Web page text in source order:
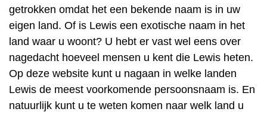
getrokken omdat het een bekende naam is in uw
eigen land. Of is Lewis een exotische naam in het
land waar u woont? U hebt er vast wel eens over
nagedacht hoeveel mensen u kent die Lewis heten.
Op deze website kunt u nagaan in welke landen
Lewis de meest voorkomende persoonsnaam is. En
natuurlijk kunt u te weten komen naar welk land u